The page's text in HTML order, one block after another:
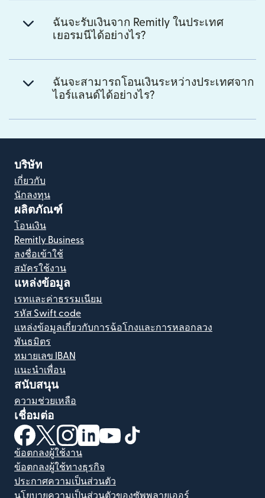
ฉันจะรับเงินจาก Remitly ในประเทศ
เยอรมนีได้อย่างไร?
ฉันจะสามารถโอนเงินระหว่างประเทศจาก
ไอร์แลนด์ได้อย่างไร?
บริษัท
เกี่ยวกับ
นักลงทุน
ผลิตภัณฑ์
โอนเงิน
Remitly Business
ลงชื่อเข้าใช้
สมัครใช้งาน
แหล่งข้อมูล
เรทและค่าธรรมเนียม
รหัส Swift code
แหล่งข้อมูลเกี่ยวกับการฉ้อโกงและการหลอกลวง
พันธมิตร
หมายเลข IBAN
แนะนำเพื่อน
สนับสนุน
ความช่วยเหลือ
เชื่อมต่อ
(เปิดในหน้าต่างใหม่)
(เปิดในหน้าต่างใหม่)
(เปิดในหน้าต่างใหม่)
(เปิดในหน้าต่างใหม่)
(เปิดในหน้าต่างใหม่)
ข้อตกลงผู้ใช้งาน
ข้อตกลงผู้ใช้ทางธุรกิจ
ประกาศความเป็นส่วนตัว
นโยบายความเป็นส่วนตัวของซัพพลายเออร์